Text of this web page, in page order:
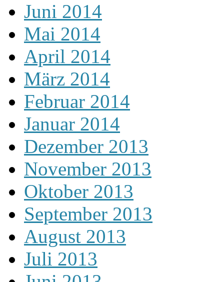
Juni 2014
Mai 2014
April 2014
März 2014
Februar 2014
Januar 2014
Dezember 2013
November 2013
Oktober 2013
September 2013
August 2013
Juli 2013